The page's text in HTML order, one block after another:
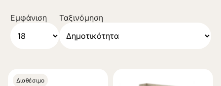
Εμφάνιση Ταξινόμηση
Διαθέσιμο